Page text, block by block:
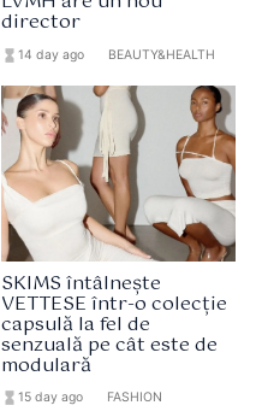
director
hourglass_full 14 day ago BEAUTY&HEALTH
SKIMS întâlnește
VETTESE într-o colecție
capsulă la fel de
senzuală pe cât este de
modulară
hourglass_full 15 day ago FASHION